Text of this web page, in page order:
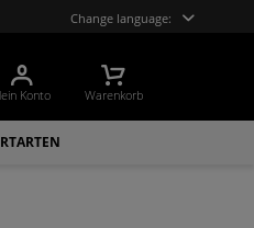
Change language:
Konto Warenkorb